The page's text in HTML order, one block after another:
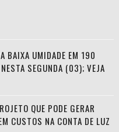
BAIXA UMIDADE EM 190
SEGUNDA (03); VEJA
QUE PODE GERAR
CUSTOS NA CONTA DE LUZ